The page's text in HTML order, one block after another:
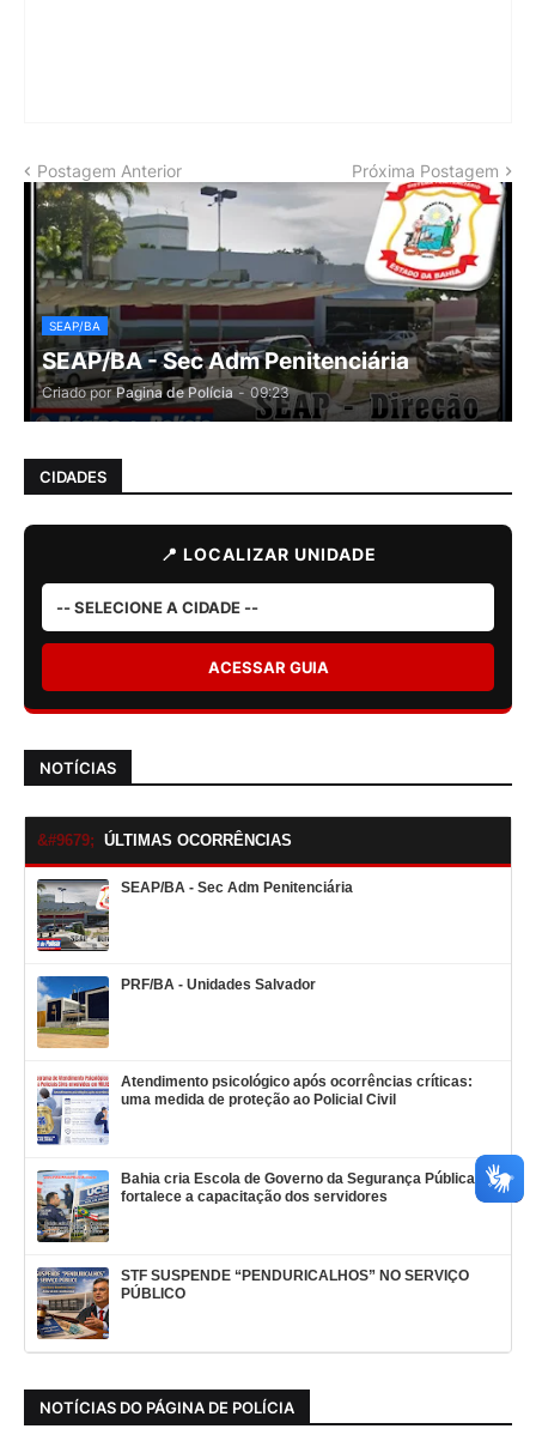
Postagem Anterior Próxima Postagem
SEAP/BA
SEAP/BA - Sec Adm Penitenciária
Criado por Pagina de Polícia - 09:23
CIDADES
📍 LOCALIZAR UNIDADE
ACESSAR GUIA
NOTÍCIAS
ÚLTIMAS OCORRÊNCIAS
SEAP/BA - Sec Adm Penitenciária
PRF/BA - Unidades Salvador
Atendimento psicológico após ocorrências críticas:
uma medida de proteção ao Policial Civil
Bahia cria Escola de Governo da Segurança Pública e
fortalece a capacitação dos servidores
STF SUSPENDE “PENDURICALHOS” NO SERVIÇO
PÚBLICO
NOTÍCIAS DO PÁGINA DE POLÍCIA